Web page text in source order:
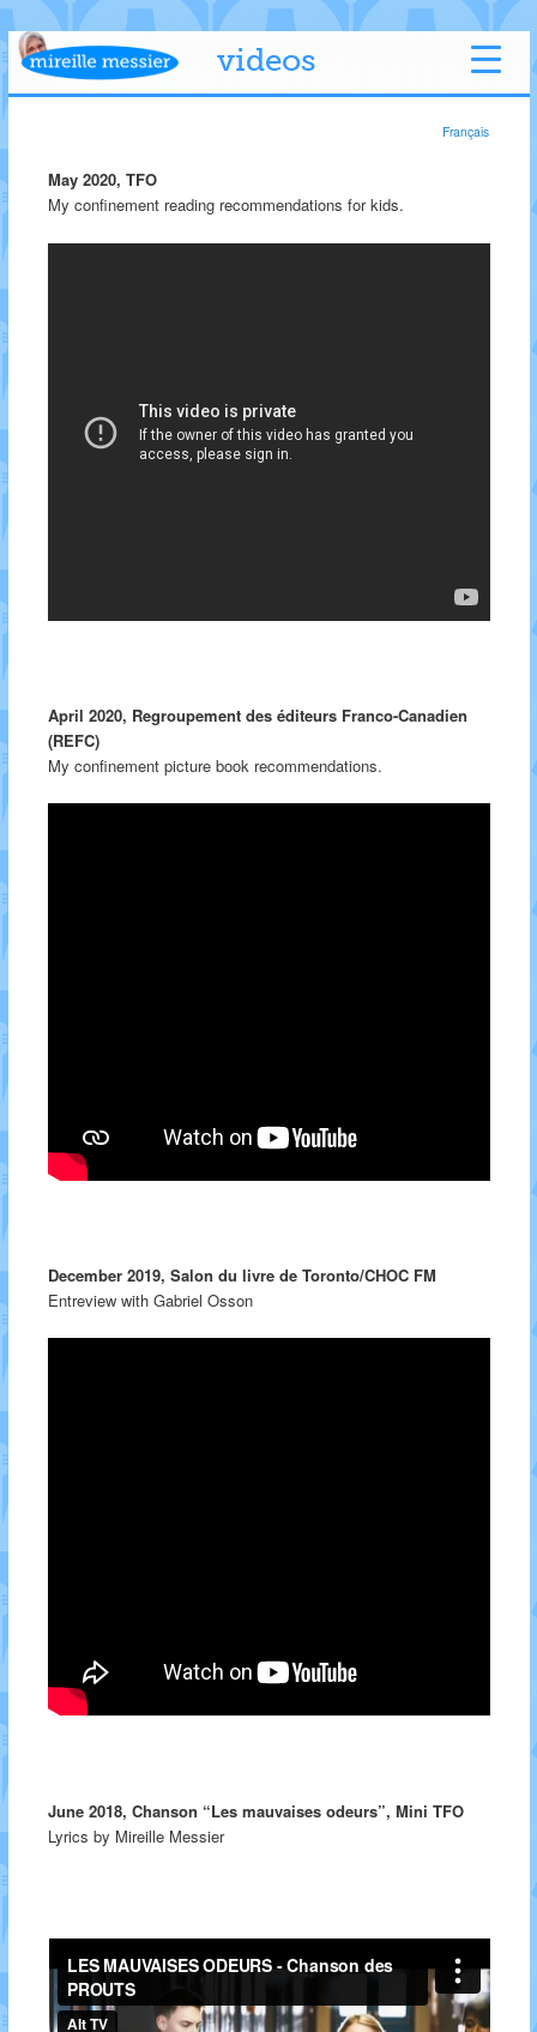
videos
Français
May 2020, TFO
My confinement reading recommendations for kids.
April 2020, Regroupement des éditeurs Franco-Canadien
(REFC)
My confinement picture book recommendations.
December 2019, Salon du livre de Toronto/CHOC FM
Entreview with Gabriel Osson
June 2018, Chanson “Les mauvaises odeurs”, Mini TFO
Lyrics by Mireille Messier